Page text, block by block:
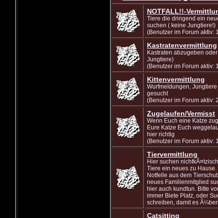
NOTFALL!!-
Tiere die dringend ein
suchen ( keine Jungtiere!)
(Benutzer im Forum aktiv:
Kastratenvermittlung
Kastraten abzugeben
Jungtiere)
(Benutzer im Forum aktiv:
Kittenvermittlung
Wurfmeldungen,
gesucht
(Benutzer im Forum aktiv:
Zugelaufen/Vermisst
Wenn Euch eine Katze
Eure Katze Euch
hier richtig
(Benutzer im Forum aktiv:
Tiervermittlung
Hier suchen
Tiere ein neues zu
Notfelle aus dem
neues Familienmitglied
hier auch kundtun. Bitte
immer Biete Platz, oder
schreiben, damit es
Catsitting